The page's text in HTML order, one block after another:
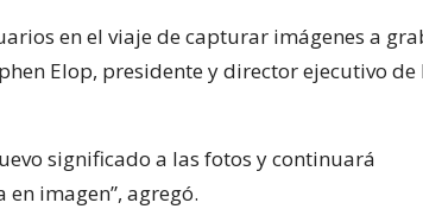
en el viaje de capturar imágenes a
Elop, presidente y director ejecutivo de
significado a las fotos y continuará
imagen”, agregó.